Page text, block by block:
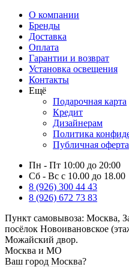
О компании
Бренды
Доставка
Оплата
Гарантии и возврат
Установка освещения
Контакты
Ещё
Подарочная карта
Кредит
Дизайнерам
Политика
Публичная оферта
Пн - Пт 10:00 до 20:00
Сб - Вс с 10.00 до 18.00
8 (926) 300 44 43
8 (926) 672 73 83
Пункт самовывоза: Москва,
посёлок Новоивановское
Можайский двор.
Москва и МО
Ваш город Москва?